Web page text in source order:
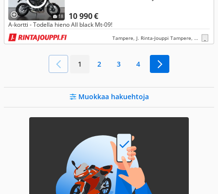
18 10 990 €
A-kortti - Todella hieno All black Mt-09!
Tampere, J. Rinta-Jouppi Tampere, Lielahti
1 2 3 4
Muokkaa hakuehtoja